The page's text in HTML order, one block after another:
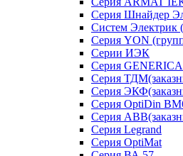
Серия Шнайдер
Систем Электрик
Серия YON
Серии ИЭК
Серия GENERICA
Серия
Серия
Серия OptiDin
Серия
Серия Legrand
Серия OptiMat